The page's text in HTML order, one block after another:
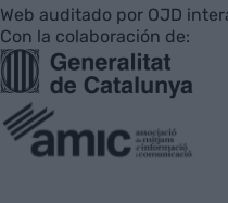
Web auditado por OJD
Con la colaboración de: